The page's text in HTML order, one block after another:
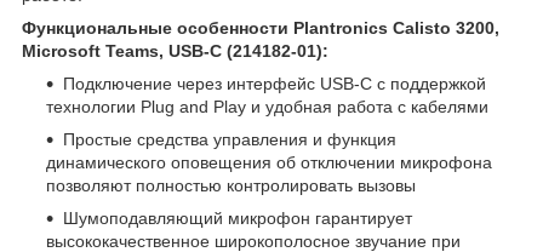
Функциональные особенности Plantronics Calisto 3200,
Microsoft Teams, USB-C (214182-01):
Подключение через интерфейс USB-C с поддержкой
технологии Plug and Play и удобная работа с кабелями
Простые средства управления и функция
динамического оповещения об отключении микрофона
позволяют полностью контролировать вызовы
Шумоподавляющий микрофон гарантирует
высококачественное широкополосное звучание при